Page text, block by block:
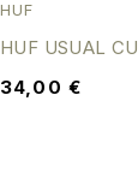
HUF
HUF USUAL
34,00 €